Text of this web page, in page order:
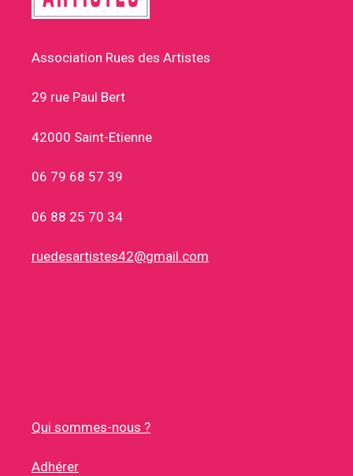
Association Rues des Artistes
29 rue Paul Bert
42000 Saint-Etienne
06 79 68 57 39
06 88 25 70 34
ruedesartistes42@gmail.com
Qui sommes-nous ?
Adhérer